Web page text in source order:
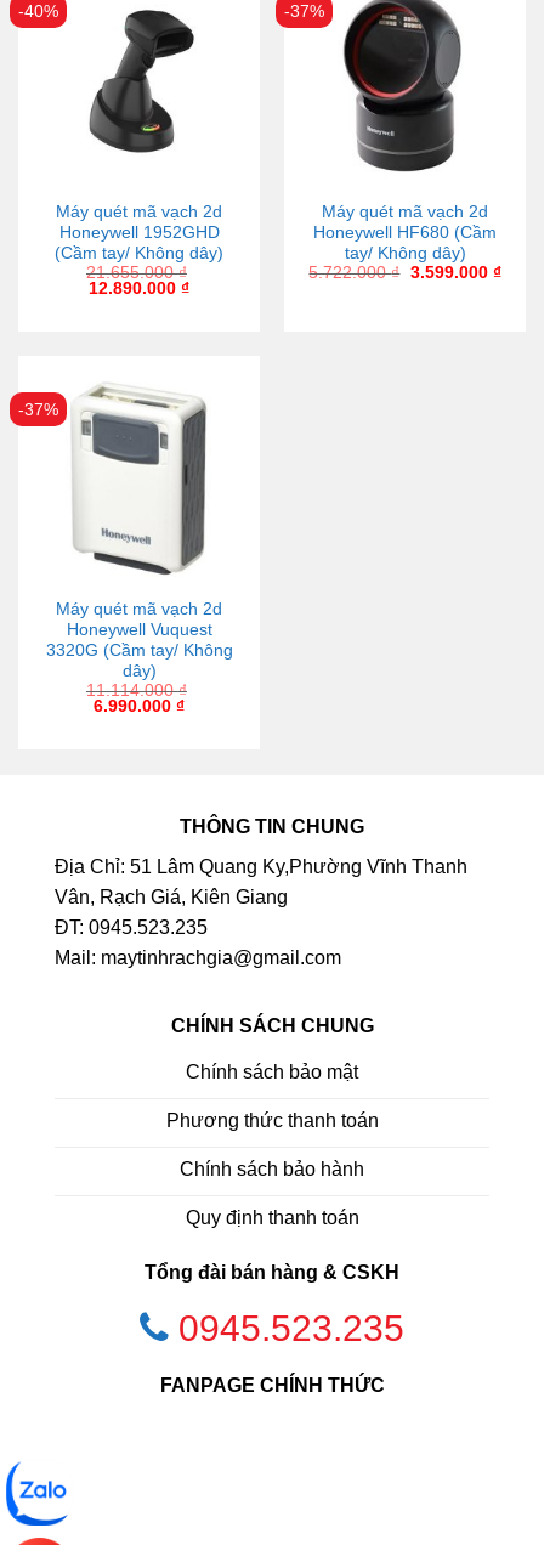
-40%
Máy quét mã vạch 2d
Honeywell 1952GHD
(Cầm tay/ Không dây)
21.655.000₫
12.890.000 ₫
-37%
Máy quét mã vạch 2d
Honeywell HF680 (Cầm
tay/ Không dây)
5.722.000₫ 3.599.000 ₫
-37%
Máy quét mã vạch 2d
Honeywell Vuquest
3320G (Cầm tay/ Không
dây)
11.114.000₫
6.990.000 ₫
THÔNG TIN CHUNG
Địa Chỉ: 51 Lâm Quang Ky,Phường Vĩnh Thanh
Vân, Rạch Giá, Kiên Giang
ĐT: 0945.523.235
Mail: maytinhrachgia@gmail.com
CHÍNH SÁCH CHUNG
Chính sách bảo mật
Phương thức thanh toán
Chính sách bảo hành
Quy định thanh toán
Tổng đài bán hàng & CSKH
0945.523.235
FANPAGE CHÍNH THỨC